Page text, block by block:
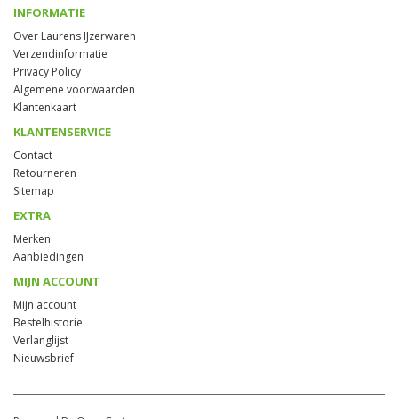
INFORMATIE
Over Laurens IJzerwaren
Verzendinformatie
Privacy Policy
Algemene voorwaarden
Klantenkaart
KLANTENSERVICE
Contact
Retourneren
Sitemap
EXTRA
Merken
Aanbiedingen
MIJN ACCOUNT
Mijn account
Bestelhistorie
Verlanglijst
Nieuwsbrief